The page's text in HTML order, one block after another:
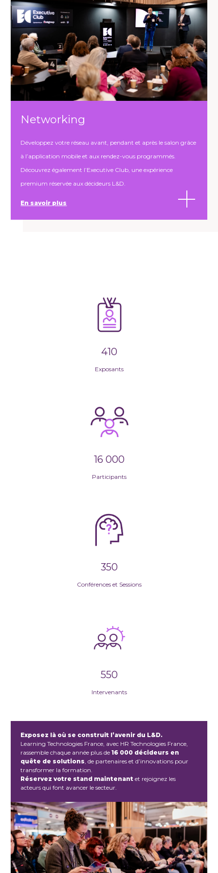
Networking
Développez votre réseau avant, pendant et après le salon grâce
à l’application mobile et aux rendez-vous programmés.
Découvrez également l’Executive Club, une expérience
premium réservée aux décideurs L&D.
En savoir plus
410
Exposants
16 000
Participants
350
Conférences et Sessions
550
Intervenants
Exposez là où se construit l’avenir du L&D.
Learning Technologies France, avec HR Technologies France,
rassemble chaque année plus de16 000 décideurs en
quête de solutions, de partenaires et d’innovations pour
transformer la formation.
Réservez votre stand maintenantet rejoignez les
acteurs qui font avancer le secteur.